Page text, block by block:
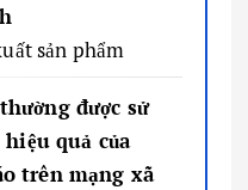
sản phẩm
được sử
quả của
trên mạng xã